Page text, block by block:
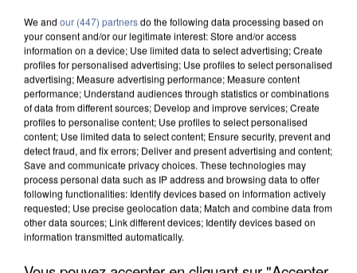
UNE TOURISTE DE L’OISE EMPORTÉE PAR UNE
COULÉE DE BOUE EN HAUTE-SAVOIE
We and our (447) partnersdo the following data processing based on
your consent and/or our legitimate interest: Store and/or access
information on a device; Use limited data to select advertising; Create
profiles for personalised advertising; Use profiles to select personalised
advertising; Measure advertising performance; Measure content
performance; Understand audiences through statistics or combinations
of data from different sources; Develop and improve services; Create
profiles to personalise content; Use profiles to select personalised
content; Use limited data to select content; Ensure security, prevent and
detect fraud, and fix errors; Deliver and present advertising and content;
Save and communicate privacy choices. These technologies may
process personal data such as IP address and browsing data to offer
following functionalities: Identify devices based on information actively
requested; Use precise geolocation data; Match and combine data from
other data sources; Link different devices; Identify devices based on
information transmitted automatically.